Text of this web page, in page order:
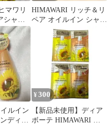
マワリ
ャン
ョナー
ト
HIMAWARI リッチ＆リ
ペア オイルイン シャン
プー／コンディショナ
ルイン
ディシ
¥ 300
【新品未使用】ディア
ボーテ HIMAWARI シ